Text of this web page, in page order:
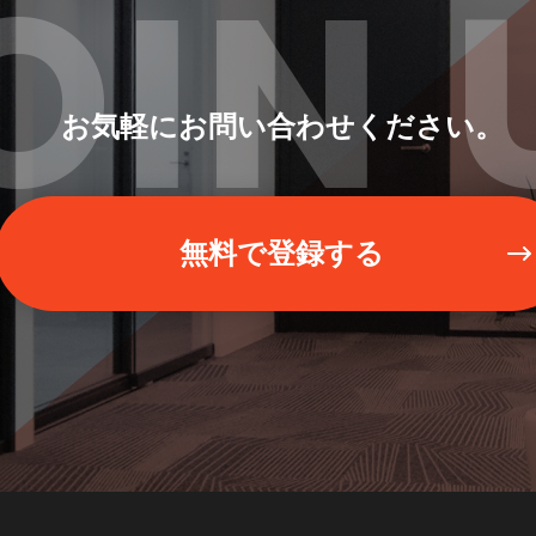
お気軽にお問い合わせください。
無料で登録する